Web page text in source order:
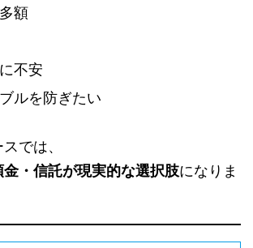
額
不安
ルを防ぎたい
では、
・信託が現実的な選択肢になりま